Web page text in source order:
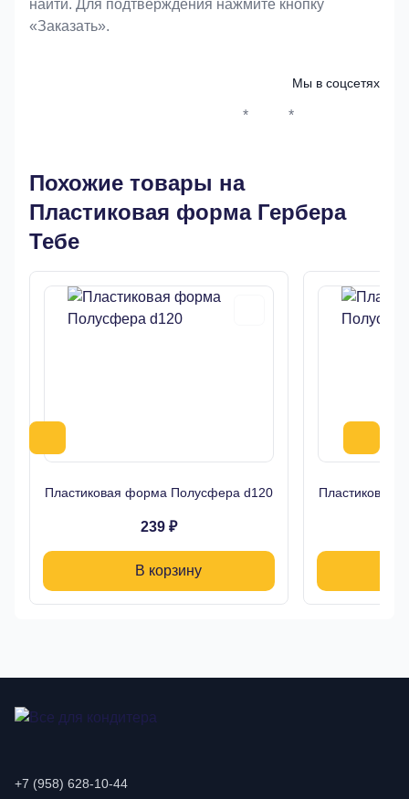
найти. Для подтверждения нажмите кнопку
«Заказать».
Мы в соцсетях
* *
Похожие товары на
Пластиковая форма Гербера
Тебе
Пластиковая форма Полусфера d120
239 ₽
В корзину
Пластиковая
+7 (958) 628-10-44